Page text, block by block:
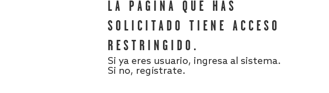
LA PÁGINA QUE HAS
SOLICITADO TIENE ACCESO
RESTRINGIDO.
Si ya eres usuario, ingresa al sistema.
Si no, regístrate.